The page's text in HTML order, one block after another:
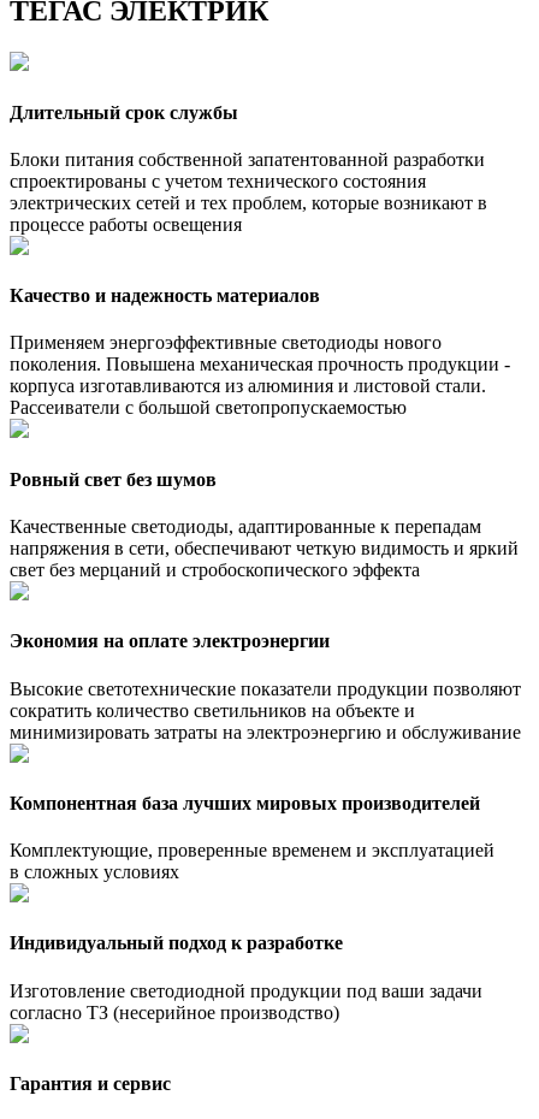
ТЕГАС ЭЛЕКТРИК
Длительный срок службы
Блоки питания собственной запатентованной разработки
спроектированы с учетом технического состояния
электрических сетей и тех проблем, которые возникают в
процессе работы освещения
Качество и надежность материалов
Применяем энергоэффективные светодиоды нового
поколения. Повышена механическая прочность продукции -
корпуса изготавливаются из алюминия и листовой стали.
Рассеиватели с большой светопропускаемостью
Ровный свет без шумов
Качественные светодиоды, адаптированные к перепадам
напряжения в сети, обеспечивают четкую видимость и яркий
свет без мерцаний и стробоскопического эффекта
Экономия на оплате электроэнергии
Высокие светотехнические показатели продукции позволяют
сократить количество светильников на объекте и
минимизировать затраты на электроэнергию и обслуживание
Компонентная база лучших мировых производителей
Комплектующие, проверенные временем и эксплуатацией
в сложных условиях
Индивидуальный подход к разработке
Изготовление светодиодной продукции под ваши задачи
согласно ТЗ (несерийное производство)
Гарантия и сервис